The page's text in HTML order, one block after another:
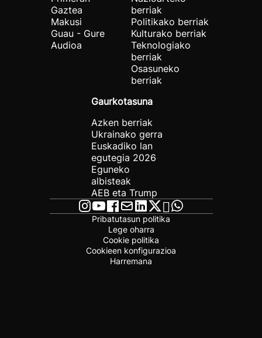
Gaztea
Makusi
Guau - Gure
Audioa
berriak
Politikako berriak
Kulturako berriak
Teknologiako
berriak
Osasuneko
berriak
Gaurkotasuna
Azken berriak
Ukrainako gerra
Euskadiko lan
egutegia 2026
Eguneko
albisteak
AEB eta Trump
Pribatutasun politika
Lege oharra
Cookie politika
Cookieen konfigurazioa
Harremana